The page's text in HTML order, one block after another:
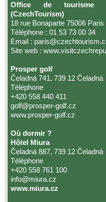
Office de tourisme de République tchèque
(CzechTourism)
18 rue Bonaparte 75006 Paris
Téléphone : 01 53 73 00 34
Email :
Site web :
Prosper golf
Čeladná 741, 739 12 Čeladná
Téléphone
+420 558 440 411
golf@prosper-golf.cz
www.prosper-golf.cz
Où dormir ?
Hôtel Miura
Čeladná 887, 739 12 Čeladná
Téléphone
+420 558 761 100
info@miura.cz
www.miura.cz